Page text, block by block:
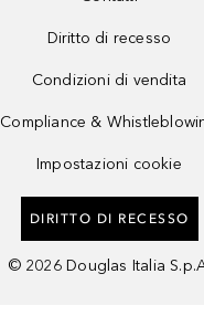
Diritto di recesso
Condizioni di vendita
Compliance &
Impostazioni cookie
DIRITTO DI RECESSO
© 2026 Douglas Italia